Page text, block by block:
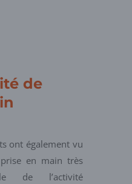
de
ont également vu
en main très
de l’activité